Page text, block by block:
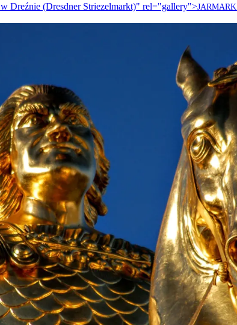
w Dreźnie (Dresdner Striezelmarkt)" rel="gallery">JARMARK